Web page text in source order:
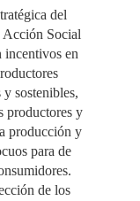
del
Social
en
y sostenibles,
productores y
producción y
para de
de los